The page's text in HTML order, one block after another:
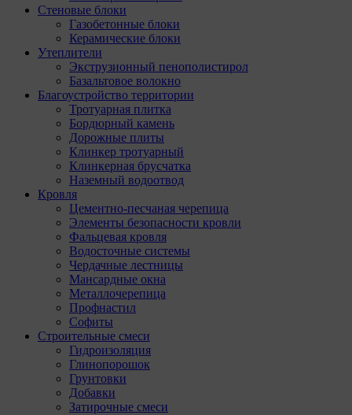
Стеновые блоки
Газобетонные блоки
Керамические блоки
Утеплители
Экструзионный пенополистирол
Базальтовое волокно
Благоустройство территории
Тротуарная плитка
Бордюрный камень
Дорожные плиты
Клинкер тротуарный
Клинкерная брусчатка
Наземный водоотвод
Кровля
Цементно-песчаная черепица
Элементы безопасности кровли
Фальцевая кровля
Водосточные системы
Чердачные лестницы
Мансардные окна
Металлочерепица
Профнастил
Софиты
Строительные смеси
Гидроизоляция
Глинопорошок
Грунтовки
Добавки
Затирочные смеси